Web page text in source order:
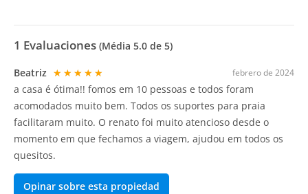
1 Evaluaciones (Média 5.0 de 5)
febrero de 2024
Beatriz ★★★★★
a casa é ótima!! fomos em 10 pessoas e todos foram
acomodados muito bem. Todos os suportes para praia
facilitaram muito. O renato foi muito atencioso desde o
momento em que fechamos a viagem, ajudou em todos os
quesitos.
Opinar sobre esta propiedad